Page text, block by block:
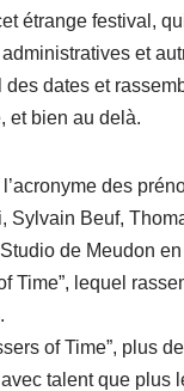
étrange festival,
et
des dates et
et bien au delà.
l’acronyme des
Sylvain Beuf,
de Meudon
Time”, lequel
of Time”, plus
talent que plus